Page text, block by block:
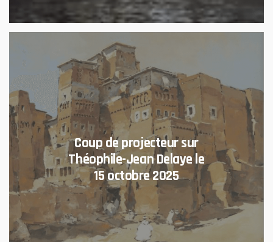
Coup de projecteur sur
Théophile-Jean Delaye le
15 octobre 2025